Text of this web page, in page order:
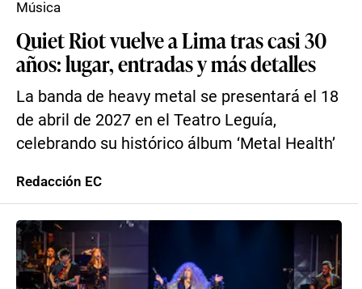
Quiet Riot vuelve a Lima tras casi 30
años: lugar, entradas y más detalles
La banda de heavy metal se presentará el 18
de abril de 2027 en el Teatro Leguía,
celebrando su histórico álbum ‘Metal Health’
Música
Redacción EC